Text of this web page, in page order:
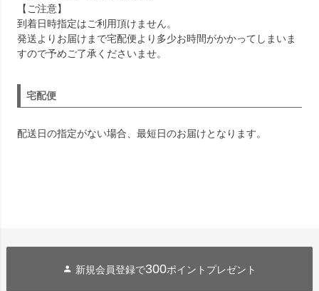
【ご注意】
到着日時指定はご利用頂けません。
発送よりお届けまで宅配便より多少お時間がかかってしまいま
すので予めご了承くださいませ。
宅配便
配送日の指定がない場合、最短日のお届けとなります。
新規会員登録で300ポイントプレゼント